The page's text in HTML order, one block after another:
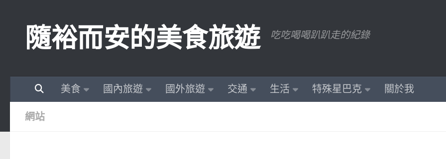
隨裕而安的美食旅遊 吃吃喝喝趴趴走的紀錄
美食 國內旅遊 國外旅遊 交通 生活 特殊星巴克 關於我
網站